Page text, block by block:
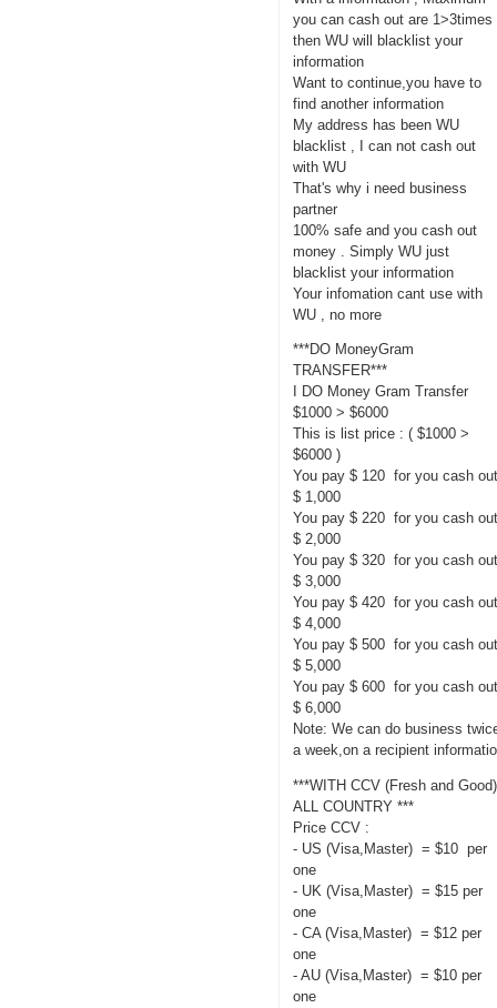
you can cash out are 1>3times
then WU will blacklist your
information
Want to continue,you have to
find another information
My address has been WU
blacklist , I can not cash out
with WU
That's why i need business
partner
100% safe and you cash out
money . Simply WU just
blacklist your information
Your infomation cant use with
WU , no more
***DO MoneyGram
TRANSFER***
I DO Money Gram Transfer
$1000 > $6000
This is list price : ( $1000 >
$6000 )
You pay $ 120 for you cash
$ 1,000
You pay $ 220 for you cash
$ 2,000
You pay $ 320 for you cash
$ 3,000
You pay $ 420 for you cash
$ 4,000
You pay $ 500 for you cash
$ 5,000
You pay $ 600 for you cash
$ 6,000
Note: We can do business
a week,on a recipient
***WITH CCV (Fresh and Good)
ALL COUNTRY ***
Price CCV :
- US (Visa,Master) = $10 per
one
- UK (Visa,Master) = $15 per
one
- CA (Visa,Master) = $12 per
one
- AU (Visa,Master) = $10 per
one